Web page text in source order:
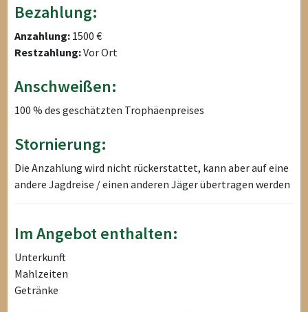
Bezahlung:
Anzahlung: 1500 €
Restzahlung:Vor Ort
Anschweißen:
100 % des geschätzten Trophäenpreises
Stornierung:
Die Anzahlung wird nicht rückerstattet, kann aber auf eine
andere Jagdreise / einen anderen Jäger übertragen werden
Im Angebot enthalten:
Unterkunft
Mahlzeiten
Getränke